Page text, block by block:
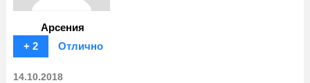
Арсения
+ 2
Отлично
14.10.2018